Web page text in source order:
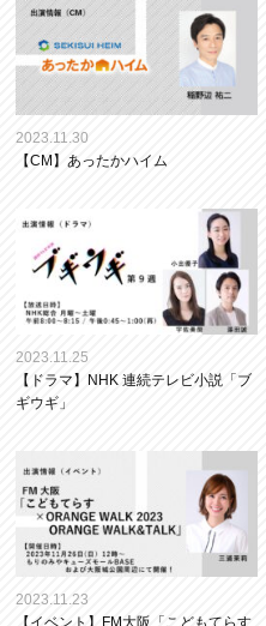
2023.11.30
【CM】あったかハイム
2023.11.25
【ドラマ】NHK 連続テレビ小説「ブ
ギウギ」
2023.11.23
【イベント】FM大阪「こどもてらす